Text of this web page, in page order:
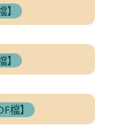
檔】